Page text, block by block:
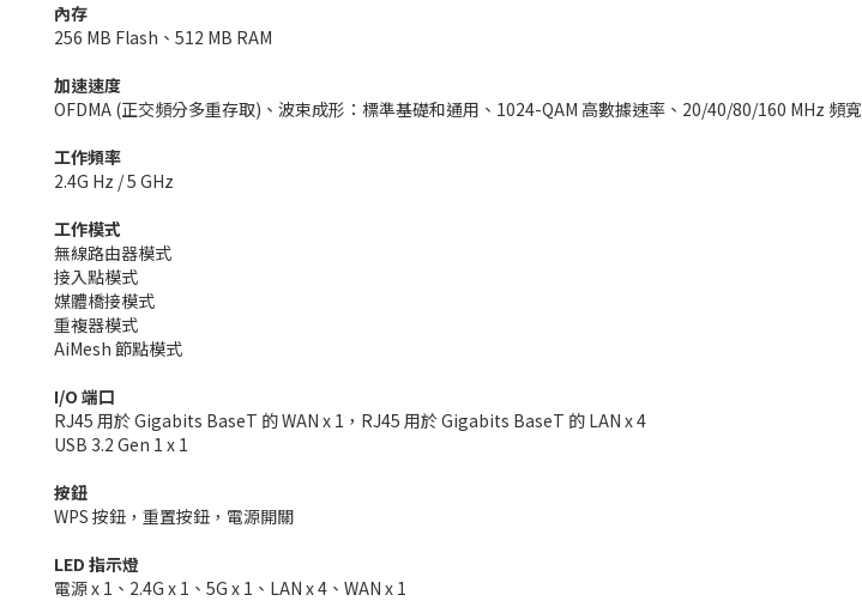
內存
256 MB Flash、512 MB RAM
加速速度
OFDMA (正交頻分多重存取)、波束成形：標準基礎和通用、1024-QAM 高數據速率、20/40/80/160 MHz 頻寬
工作頻率
2.4G Hz / 5 GHz
工作模式
無線路由器模式
接入點模式
媒體橋接模式
重複器模式
AiMesh 節點模式
I/O 端口
RJ45 用於 Gigabits BaseT 的 WAN x 1，RJ45 用於 Gigabits BaseT 的 LAN x 4
USB 3.2 Gen 1 x 1
按鈕
WPS 按鈕，重置按鈕，電源開關
LED 指示燈
電源 x 1、2.4G x 1、5G x 1、LAN x 4、WAN x 1